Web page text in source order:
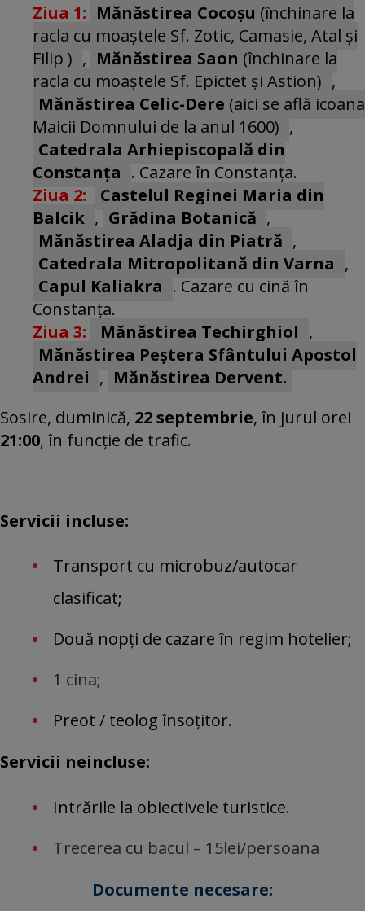
Ziua 1: Mănăstirea Cocoșu (închinare la
racla cu moaștele Sf. Zotic, Camasie, Atal și
Filip ) , Mănăstirea Saon (închinare la
racla cu moaștele Sf. Epictet și Astion) ,
Mănăstirea Celic-Dere (aici se află icoana
Maicii Domnului de la anul 1600) ,
Catedrala Arhiepiscopală din
Constanța . Cazare în Constanța.
Ziua 2:
Castelul Reginei Maria din
Balcik , Grădina Botanică ,
Mănăstirea Aladja din Piatră ,
Catedrala Mitropolitană din Varna ,
Capul Kaliakra . Cazare cu cină în
Constanța.
Ziua 3:
Mănăstirea Techirghiol ,
Mănăstirea Peștera Sfântului Apostol
Andrei , Mănăstirea Dervent.
Sosire, duminică, 22 septembrie, în jurul orei
21:00, în funcție de trafic.
Servicii incluse:
Transport cu microbuz/autocar
clasificat;
Două nopți de cazare în regim hotelier;
1 cina;
Preot / teolog însoțitor.
Servicii neincluse:
Intrările la obiectivele turistice.
Trecerea cu bacul – 15lei/persoana
Documente necesare: